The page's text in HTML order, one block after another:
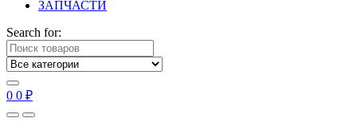
ЗАПЧАСТИ
Search for:
0 0 ₽